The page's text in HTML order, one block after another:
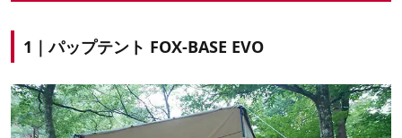
1｜パップテント FOX-BASE EVO